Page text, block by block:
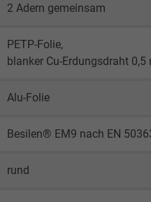
2 Adern gemeinsam
PETP-Folie,
blanker Cu-Erdungsdraht 0,5
Alu-Folie
Besilen® EM9 nach EN
rund